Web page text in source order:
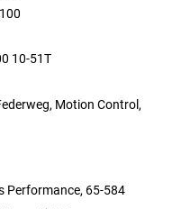
10-51T
Motion Control,
Performance, 65-584